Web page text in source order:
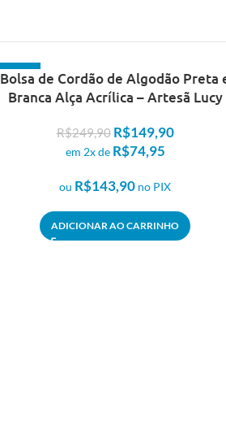
- 40%
EM OFERTA
Bolsa de Cordão de Algodão Preta
Branca Alça Acrílica – Artesã Lucy
R$249,90 R$149,90
em 2x de R$74,95
ou R$143,90 no PIX
ADICIONAR AO CARRINHO